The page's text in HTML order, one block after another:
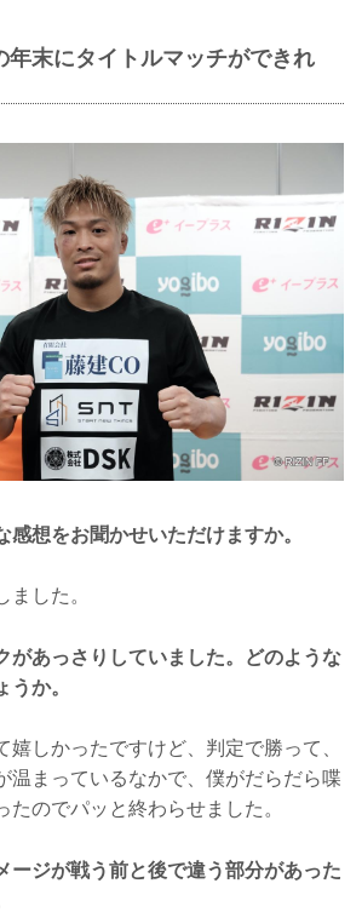
年末にタイトルマッチができれ
感想をお聞かせいただけますか。
した。
があっさりしていました。どのような
うか。
しかったですけど、判定で勝って、
温まっているなかで、僕がだらだら喋
のでパッと終わらせました。
ージが戦う前と後で違う部分があった